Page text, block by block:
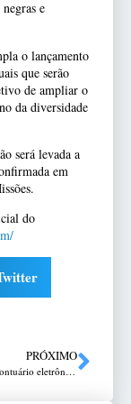
e
o lançamento
que serão
de ampliar o
da diversidade
será levada a
em
do
PRÓXIMO
Mapeamento, prontuário eletrônico e farmácia central pautam reunião da Comissão Especial da Saúde